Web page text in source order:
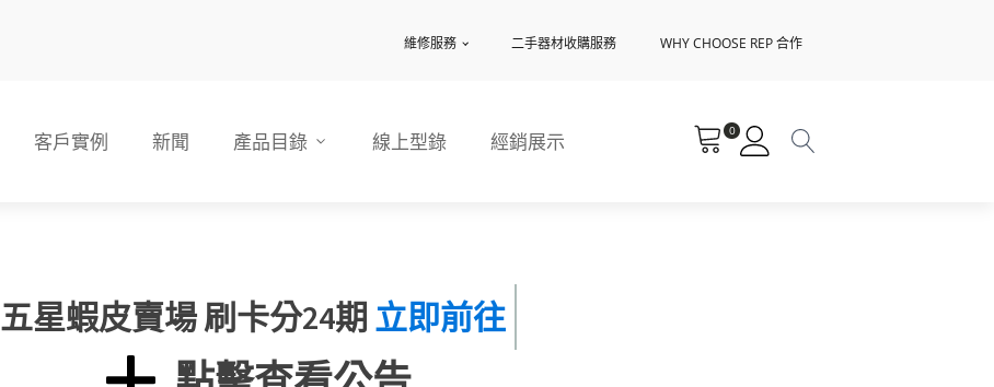
維修服務 二手器材收購服務 WHY CHOOSE REP 合作
客戶實例 新聞 產品目錄 線上型錄 經銷展示 0
五星蝦皮賣場 刷卡分24期 立即前往